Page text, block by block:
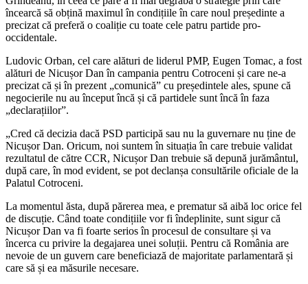
încearcă să obțină maximul în condițiile în care noul președinte a
precizat că preferă o coaliție cu toate cele patru partide pro-
occidentale.
Ludovic Orban, cel care alături de liderul PMP, Eugen Tomac, a fost
alături de Nicușor Dan în campania pentru Cotroceni și care ne-a
precizat că și în prezent „comunică” cu președintele ales, spune că
negocierile nu au început încă și că partidele sunt încă în faza
„declarațiilor”.
„Cred că decizia dacă PSD participă sau nu la guvernare nu ține de
Nicușor Dan. Oricum, noi suntem în situația în care trebuie validat
rezultatul de către CCR, Nicușor Dan trebuie să depună jurământul,
după care, în mod evident, se pot declanșa consultările oficiale de la
Palatul Cotroceni.
La momentul ăsta, după părerea mea, e prematur să aibă loc orice fel
de discuție. Când toate condițiile vor fi îndeplinite, sunt sigur că
Nicușor Dan va fi foarte serios în procesul de consultare și va
încerca cu privire la degajarea unei soluții. Pentru că România are
nevoie de un guvern care beneficiază de majoritate parlamentară și
care să și ea măsurile necesare.